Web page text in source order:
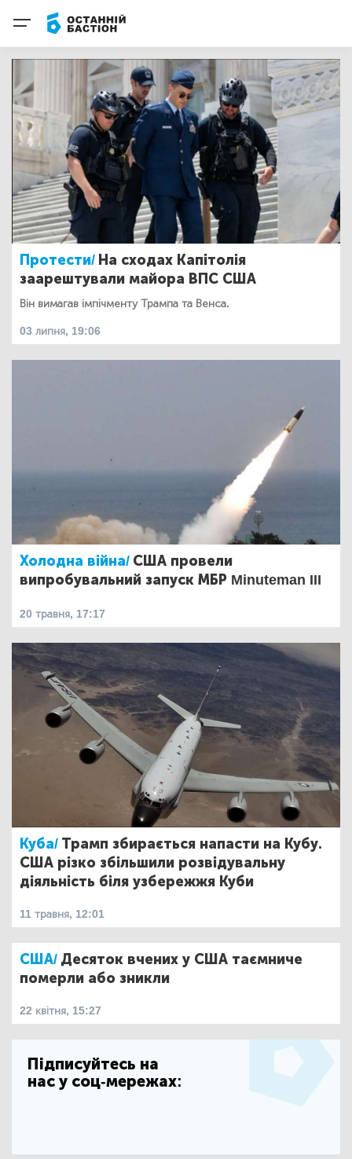
Протести/ На сходах Капітолія
заарештували майора ВПС США
Він вимагав імпічменту Трампа та Венса.
03 липня, 19:06
Холодна війна/ США провели
випробувальний запуск МБР Minuteman III
20 травня, 17:17
Куба/ Трамп збирається напасти на Кубу.
США різко збільшили розвідувальну
діяльність біля узбережжя Куби
11 травня, 12:01
США/ Десяток вчених у США таємниче
померли або зникли
22 квітня, 15:27
Підписуйтесь на
нас у соц-мережах: